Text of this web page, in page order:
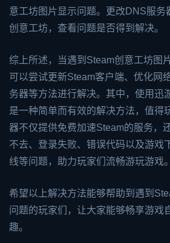
意工坊图片显示问题。更改DNS服务
创意工坊，查看问题是否得到解决。
综上所述，当遇到Steam创意工坊图
可以尝试更新Steam客户端、优化网
务器等方法进行解决。其中，使用迅
是一种简单而有效的解决方法，值得
器不仅提供免费加速Steam的服务，
不去、登录失败、错误代码以及游戏
线等问题，助力玩家们流畅游玩游戏。
希望以上解决方法能够帮助到遇到
问题的玩家们，让大家能够畅享游戏
趣。